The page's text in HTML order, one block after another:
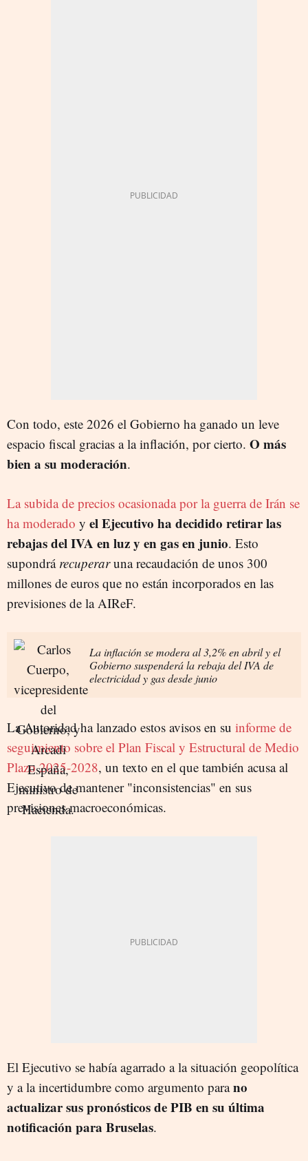
Con todo, este 2026 el Gobierno ha ganado un leve
espacio fiscal gracias a la inflación, por cierto. O más
bien a su moderación.
La subida de precios ocasionada por la guerra de Irán se
ha moderado y el Ejecutivo ha decidido retirar las
rebajas del IVA en luz y en gas en junio. Esto
supondrá recuperaruna recaudación de unos 300
millones de euros que no están incorporados en las
previsiones de la AIReF.
La inflación se modera al 3,2% en abril y el
Gobierno suspenderá la rebaja del IVA de
electricidad y gas desde junio
La Autoridad ha lanzado estos avisos en su informe de
seguimiento sobre el Plan Fiscal y Estructural de Medio
Plazo 2025-2028, un texto en el que también acusa al
Ejecutivo de mantener "inconsistencias" en sus
previsiones macroeconómicas.
El Ejecutivo se había agarrado a la situación geopolítica
y a la incertidumbre como argumento parano
actualizar sus pronósticos de PIB en su última
notificación para Bruselas.